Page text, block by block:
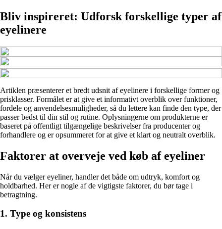
Bliv inspireret: Udforsk forskellige typer af
eyelinere
Artiklen præsenterer et bredt udsnit af eyelinere i forskellige former og
prisklasser. Formålet er at give et informativt overblik over funktioner,
fordele og anvendelsesmuligheder, så du lettere kan finde den type, der
passer bedst til din stil og rutine. Oplysningerne om produkterne er
baseret på offentligt tilgængelige beskrivelser fra producenter og
forhandlere og er opsummeret for at give et klart og neutralt overblik.
Faktorer at overveje ved køb af eyeliner
Når du vælger eyeliner, handler det både om udtryk, komfort og
holdbarhed. Her er nogle af de vigtigste faktorer, du bør tage i
betragtning.
1. Type og konsistens